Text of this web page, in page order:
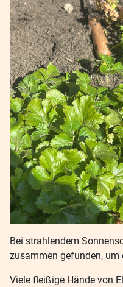
Bei strahlendem
zusammen gefunden, um
Viele fleißige Hände von